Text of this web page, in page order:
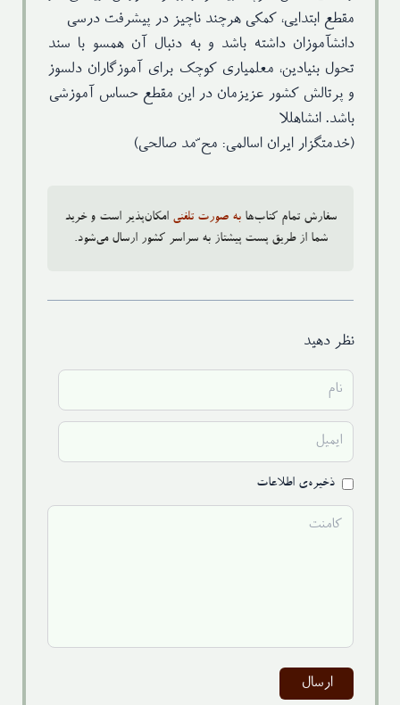
مقطع ابتدایی، کمکی هرچند ناچیز در پیشرفت درسی
دانشآموزان داشته باشد و به دنبال آن همسو با سند
تحول بنیادین، معلمیاری کوچک برای آموزگاران دلسوز
و پرتالش کشور عزیزمان در این مقطع حساس آموزشی
باشد. انشاهللا
(خدمتگزار ایران اسالمی: مح ّمد صالحی)
سفارش تمام کتاب‌ها به صورت تلفنی امکان‌پذیر است و خرید
شما از طریق پست پیشتاز به سراسر کشور ارسال می‌شود.
نظر دهید
ذخیره‌ی اطلاعات